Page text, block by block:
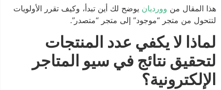
هذا المقال من وورديانيوضح لك أين تبدأ، وكيف تقرر الأولويات
لتتحول من متجر “موجود” إلى متجر “متصدر”.
لماذا لا يكفي عدد المنتجات
لتحقيق نتائج في سيو المتاجر
الإلكترونية؟